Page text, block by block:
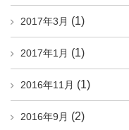
2017年3月 (1)
2017年1月 (1)
2016年11月 (1)
2016年9月 (2)